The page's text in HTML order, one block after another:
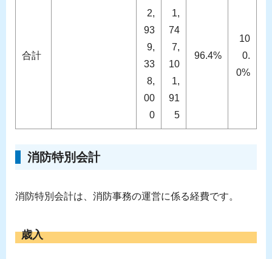
合計
2,
93
9,
33
8,
00
0
1,
74
7,
10
1,
91
5
96.4%
10
0.
0%
消防特別会計
消防特別会計は、消防事務の運営に係る経費です。
歳入